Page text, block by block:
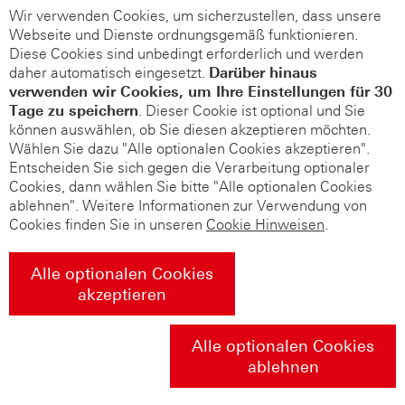
Wir verwenden Cookies, um sicherzustellen, dass unsere
Webseite und Dienste ordnungsgemäß funktionieren.
Diese Cookies sind unbedingt erforderlich und werden
daher automatisch eingesetzt. Darüber hinaus
verwenden wir Cookies, um Ihre Einstellungen für 30
Tage zu speichern. Dieser Cookie ist optional und Sie
können auswählen, ob Sie diesen akzeptieren möchten.
Wählen Sie dazu "Alle optionalen Cookies akzeptieren".
Entscheiden Sie sich gegen die Verarbeitung optionaler
Cookies, dann wählen Sie bitte "Alle optionalen Cookies
ablehnen". Weitere Informationen zur Verwendung von
Cookies finden Sie in unseren Cookie Hinweisen.
Alle optionalen Cookies
akzeptieren
Alle optionalen Cookies
ablehnen